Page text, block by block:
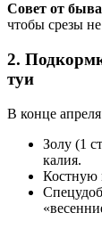
Совет от
чтобы срезы
2.
туи
В конце
Золу (1
калия.
Костную